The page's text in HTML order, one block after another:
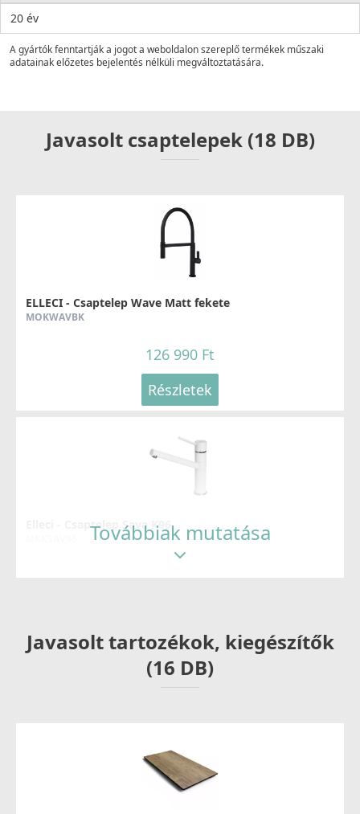
20 év
A gyártók fenntartják a jogot a weboldalon szereplő termékek műszaki
adatainak előzetes bejelentés nélküli megváltoztatására.
Javasolt csaptelepek (18 DB)
ELLECI - Csaptelep Wave Matt fekete
MOKWAVBK
126 990 Ft
Részletek
Elleci - Csaptelep Sava K96
Elleci OUTLET - Csaptelep Loop arany - Kifutó termék!
99 890 Ft
Továbbiak mutatása
Javasolt tartozékok, kiegészítők
(16 DB)